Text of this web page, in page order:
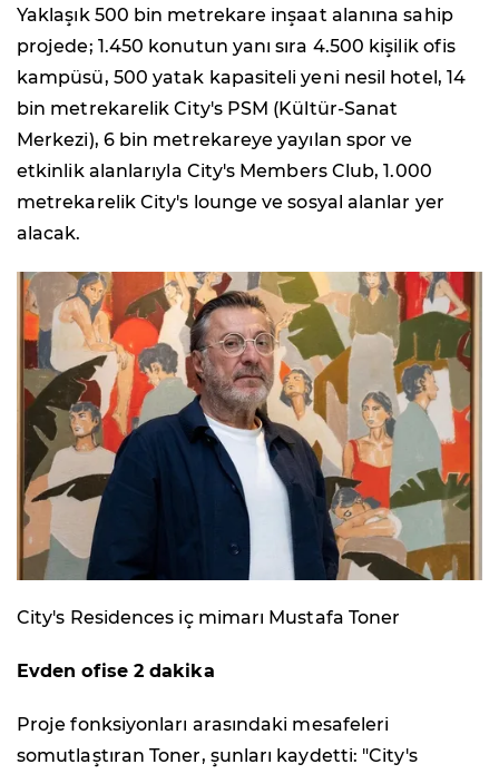
Yaklaşık 500 bin metrekare inşaat alanına sahip
projede; 1.450 konutun yanı sıra 4.500 kişilik ofis
kampüsü, 500 yatak kapasiteli yeni nesil hotel, 14
bin metrekarelik City's PSM (Kültür-Sanat
Merkezi), 6 bin metrekareye yayılan spor ve
etkinlik alanlarıyla City's Members Club, 1.000
metrekarelik City's lounge ve sosyal alanlar yer
alacak.
City's Residences iç mimarı Mustafa Toner
Evden ofise 2 dakika
Proje fonksiyonları arasındaki mesafeleri
somutlaştıran Toner, şunları kaydetti: "City's